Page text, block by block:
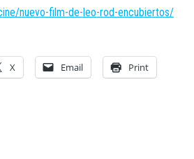
nuevo-film-de-leo-rod-encubiertos/
X Email Print